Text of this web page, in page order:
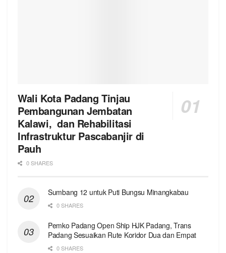
Wali Kota Padang Tinjau
Pembangunan Jembatan
Kalawi, dan Rehabilitasi
Infrastruktur Pascabanjir di
Pauh
0 SHARES
Sumbang 12 untuk Puti Bungsu Minangkabau
0 SHARES
Pemko Padang Open Ship HJK Padang, Trans
Padang Sesuaikan Rute Koridor Dua dan Empat
0 SHARES